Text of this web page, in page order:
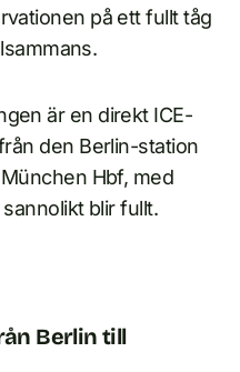
på ett fullt tåg
är en direkt ICE-
den Berlin-station
Hbf, med
blir fullt.
Berlin till